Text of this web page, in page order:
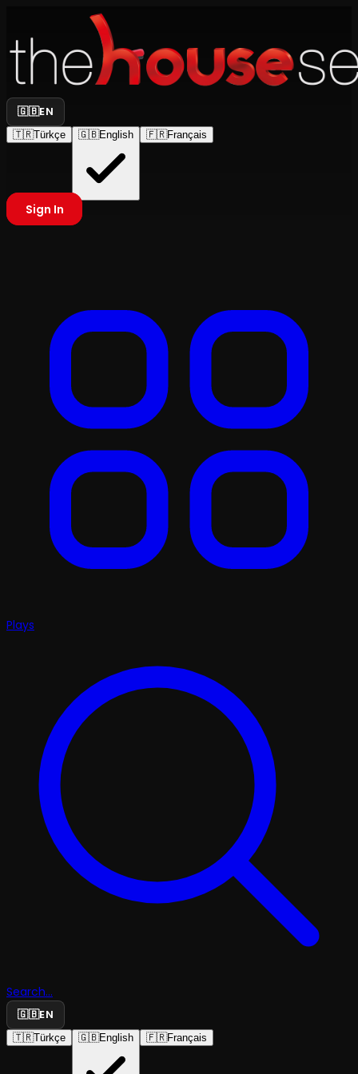
🇬🇧EN
🇹🇷Türkçe 🇬🇧English 🇫🇷Français
Sign In
Plays
Search...
🇬🇧EN
🇹🇷Türkçe 🇬🇧English 🇫🇷Français